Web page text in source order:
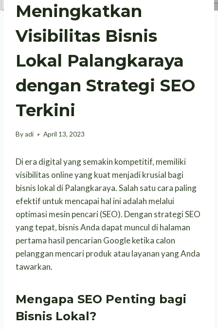
Meningkatkan
Visibilitas Bisnis
Lokal Palangkaraya
dengan Strategi SEO
Terkini
Byadi April 13, 2023
Di era digital yang semakin kompetitif, memiliki
visibilitas online yang kuat menjadi krusial bagi
bisnis lokal di Palangkaraya. Salah satu cara paling
efektif untuk mencapai hal ini adalah melalui
optimasi mesin pencari (SEO). Dengan strategi SEO
yang tepat, bisnis Anda dapat muncul di halaman
pertama hasil pencarian Google ketika calon
pelanggan mencari produk atau layanan yang Anda
tawarkan.
Mengapa SEO Penting bagi
Bisnis Lokal?